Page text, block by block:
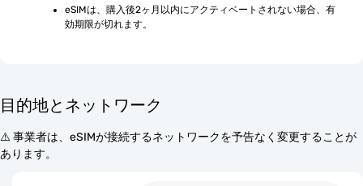
eSIMは、購入後2ヶ月以内にアクティベートされない場合、有
効期限が切れます。
目的地とネットワーク
⚠️ 事業者は、eSIMが接続するネットワークを予告なく変更することが
あります。